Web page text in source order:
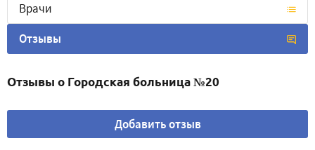
Врачи
Отзывы
Отзывы о Городская больница №20
Добавить отзыв